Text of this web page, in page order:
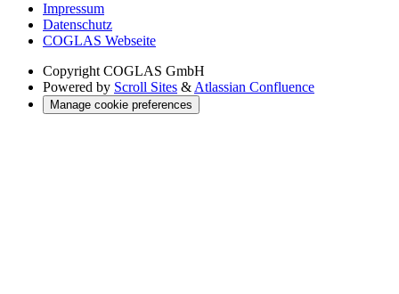
Impressum
Datenschutz
COGLAS Webseite
Copyright COGLAS GmbH
Powered by Scroll Sites & Atlassian Confluence
Manage cookie preferences